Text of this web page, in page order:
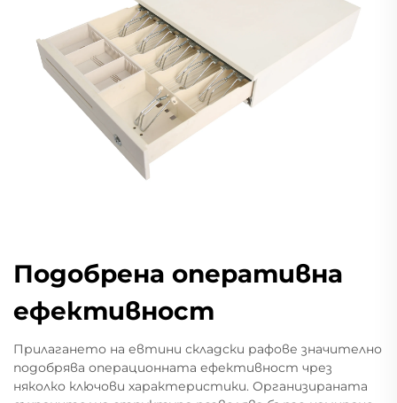
Подобрена оперативна
ефективност
Прилагането на евтини складски рафове значително
подобрява операционната ефективност чрез
няколко ключови характеристики. Организираната